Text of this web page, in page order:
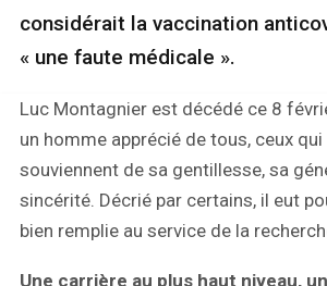
considérait la vaccination
« une faute médicale ».
Luc Montagnier est décédé ce 8
un homme apprécié de tous, ceux
souviennent de sa gentillesse, sa
sincérité. Décrié par certains, il eut
bien remplie au service de la
Une carrière au plus haut niveau,